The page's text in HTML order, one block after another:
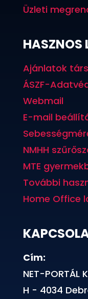
Üzleti
HASZNOS
Ajánlatok
ÁSZF-
Webmail
E-mail
NMHH
MTE
További
Home Office
Cím:
NET-PORTÁL
H - 4034